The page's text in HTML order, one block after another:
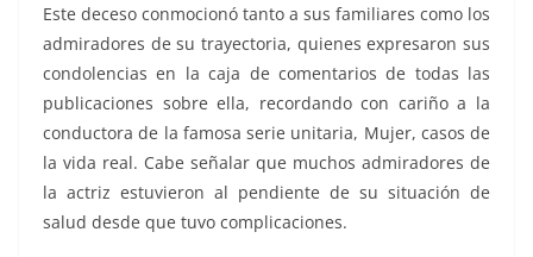
Este deceso conmocionó tanto a sus familiares como los
admiradores de su trayectoria, quienes expresaron sus
condolencias en la caja de comentarios de todas las
publicaciones sobre ella, recordando con cariño a la
conductora de la famosa serie unitaria, Mujer, casos de
la vida real. Cabe señalar que muchos admiradores de
la actriz estuvieron al pendiente de su situación de
salud desde que tuvo complicaciones.